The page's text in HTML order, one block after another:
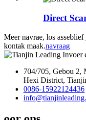
Direct
Meer navrae, los
kontak maak.navraag
704/705, Gebou 2,
Hexi District,
0086-15922124436